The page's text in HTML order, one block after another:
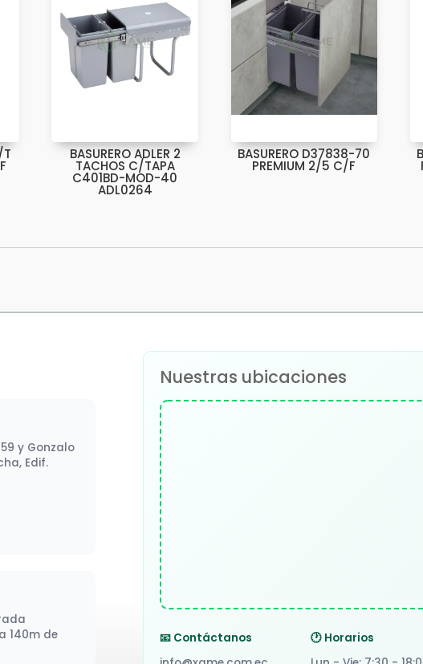
T BASURERO ADLER 2
TACHOS C/TAPA
C401BD-MOD-40
ADL0264
BASURERO D37838-70
PREMIUM 2/5 C/F
y Gonzalo
Edif.
140m de
Nuestras ubicaciones
📧 Contáctanos
🕐 Horarios